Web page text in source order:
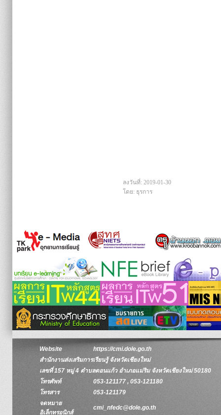
ลงวันที่: 2019-01-30
โดย: ธุรการ
Website
https://cmi.dole.go.th
สำนักงานส่งเสริมการเรียนรู้ จังหวัดเชียงใหม่
เลขที่ 157 หมู่ 4 ตำบลดอนแก้ว อำเภอแม่ริม จังหวัดเชียงใหม่ 50180
โทรศัพท์
053-121177 , 053-121180
โทรสาร
053-121179
จดหมาย
อิเล็กทรอนิกส์
cmi_nfedc@dole.go.th